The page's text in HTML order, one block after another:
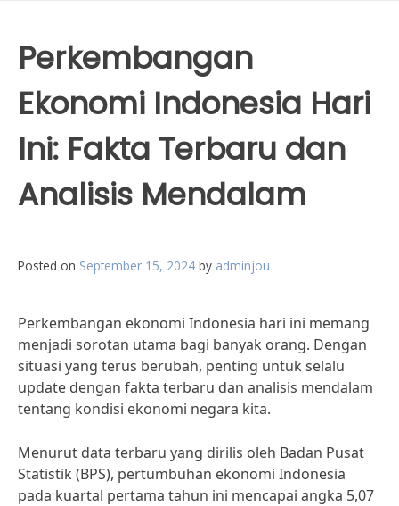
Perkembangan
Ekonomi Indonesia Hari
Ini: Fakta Terbaru dan
Analisis Mendalam
Posted on September 15, 2024 by adminjou
Perkembangan ekonomi Indonesia hari ini memang
menjadi sorotan utama bagi banyak orang. Dengan
situasi yang terus berubah, penting untuk selalu
update dengan fakta terbaru dan analisis mendalam
tentang kondisi ekonomi negara kita.
Menurut data terbaru yang dirilis oleh Badan Pusat
Statistik (BPS), pertumbuhan ekonomi Indonesia
pada kuartal pertama tahun ini mencapai angka 5,07